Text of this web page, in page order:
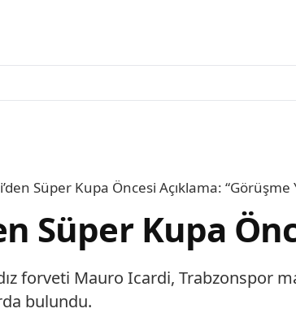
Süper Kupa Öncesi Açıklama: “Görüşme
Süper Kupa
forveti Mauro Icardi, Trabzonspor
bulundu.